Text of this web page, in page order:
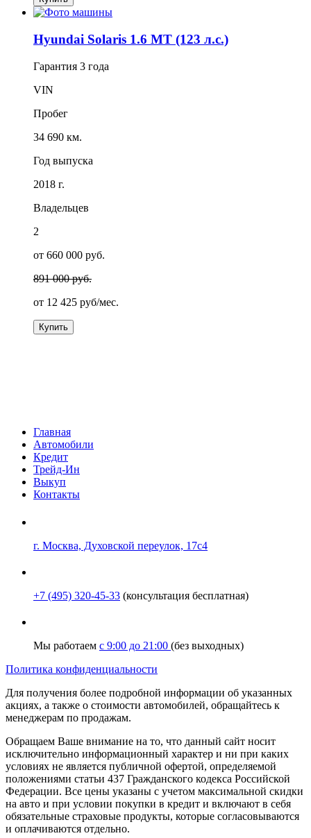
Hyundai Solaris 1.6 MT (123 л.с.)
Гарантия 3 года
VIN
Пробег
34 690 км.
Год выпуска
2018 г.
Владельцев
2
от 660 000 руб.
891 000 руб.
от 12 425 руб/мес.
Купить
Главная
Автомобили
Кредит
Трейд-Ин
Выкуп
Контакты
г. Москва, Духовской переулок, 17с4
+7 (495) 320-45-33 (консультация бесплатная)
Мы работаем с 9:00 до 21:00 (без выходных)
Политика конфиденциальности
Для получения более подробной информации об указанных
акциях, а также о стоимости автомобилей, обращайтесь к
менеджерам по продажам.
Обращаем Ваше внимание на то, что данный сайт носит
исключительно информационный характер и ни при каких
условиях не является публичной офертой, определяемой
положениями статьи 437 Гражданского кодекса Российской
Федерации. Все цены указаны с учетом максимальной скидки
на авто и при условии покупки в кредит и включают в себя
обязательные страховые продукты, которые согласовываются
и оплачиваются отдельно.